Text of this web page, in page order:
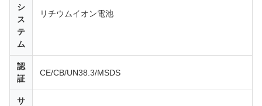
シ
ス
テ
ム
リチウムイオン電池
認
証
CE/CB/UN38.3/MSDS
サ